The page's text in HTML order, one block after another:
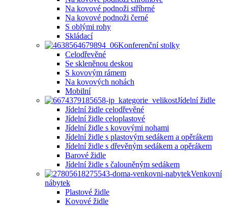
Na kovové podnoži stříbrné
Na kovové podnoži černé
S oblými rohy
Skládací
Konferenční stolky
Celodřevěné
Se skleněnou deskou
S kovovým rámem
Na kovových nohách
Mobilní
Jídelní židle
Jídelní židle celodřevěné
Jídelní židle celoplastové
Jídelní židle s kovovými nohami
Jídelní židle s plastovým sedákem a opěrákem
Jídelní židle s dřevěným sedákem a opěrákem
Barové židle
Jídelní židle s čalouněným sedákem
Venkovní
nábytek
Plastové židle
Kovové židle